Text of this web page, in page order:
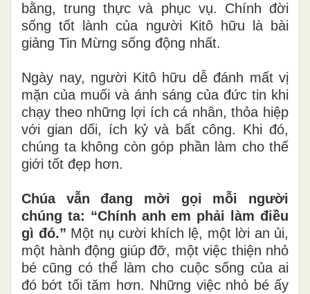
bằng, trung thực và phục vụ. Chính đời
sống tốt lành của người Kitô hữu là bài
giảng Tin Mừng sống động nhất.
Ngày nay, người Kitô hữu dễ đánh mất vị
mặn của muối và ánh sáng của đức tin khi
chạy theo những lợi ích cá nhân, thỏa hiệp
với gian dối, ích kỷ và bất công. Khi đó,
chúng ta không còn góp phần làm cho thế
giới tốt đẹp hơn.
Chúa vẫn đang mời gọi mỗi người
chúng ta: “Chính anh em phải làm điều
gì đó.” Một nụ cười khích lệ, một lời an ủi,
một hành động giúp đỡ, một việc thiện nhỏ
bé cũng có thể làm cho cuộc sống của ai
đó bớt tối tăm hơn. Những việc nhỏ bé ấy